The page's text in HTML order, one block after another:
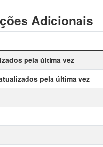
Adicionais
pela última vez
pela última vez